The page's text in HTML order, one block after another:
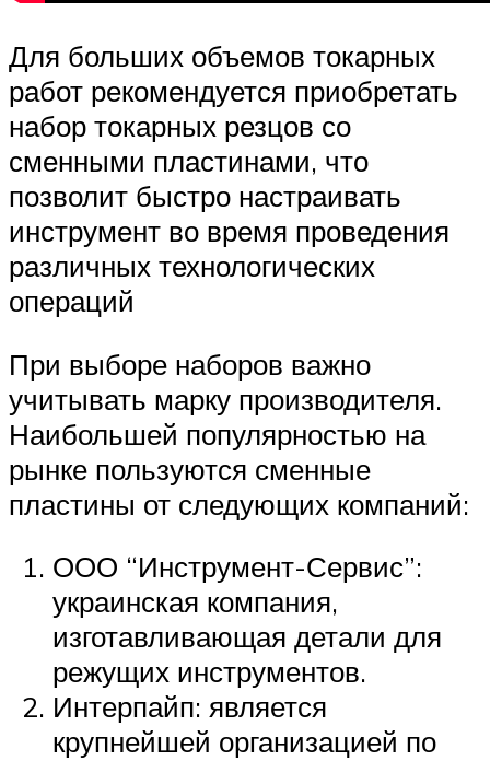
Для больших объемов токарных
работ рекомендуется приобретать
набор токарных резцов со
сменными пластинами, что
позволит быстро настраивать
инструмент во время проведения
различных технологических
операций
При выборе наборов важно
учитывать марку производителя.
Наибольшей популярностью на
рынке пользуются сменные
пластины от следующих компаний:
ООО “Инструмент-Сервис”:
украинская компания,
изготавливающая детали для
режущих инструментов.
Интерпайп: является
крупнейшей организацией по